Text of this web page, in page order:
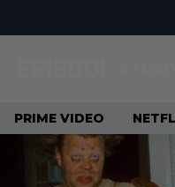
PRIME VIDEO